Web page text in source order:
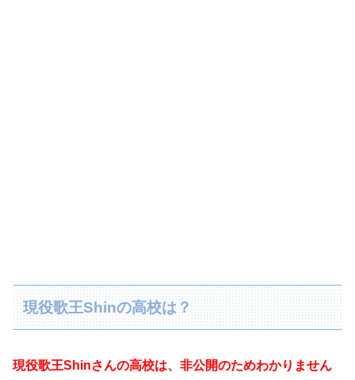
現役歌王Shinの高校は？
現役歌王Shinさんの高校は、非公開のためわかりません